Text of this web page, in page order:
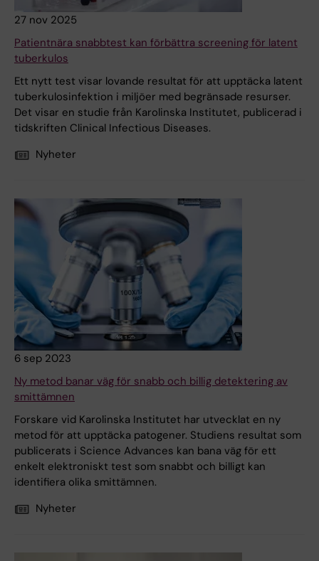
27 nov 2025
Patientnära snabbtest kan förbättra screening för latent
tuberkulos
Ett nytt test visar lovande resultat för att upptäcka latent
tuberkulosinfektion i miljöer med begränsade resurser.
Det visar en studie från Karolinska Institutet, publicerad i
tidskriften Clinical Infectious Diseases.
Nyheter
6 sep 2023
Ny metod banar väg för snabb och billig detektering av
smittämnen
Forskare vid Karolinska Institutet har utvecklat en ny
metod för att upptäcka patogener. Studiens resultat som
publicerats i Science Advances kan bana väg för ett
enkelt elektroniskt test som snabbt och billigt kan
identifiera olika smittämnen.
Nyheter